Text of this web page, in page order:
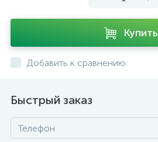
Купить
Добавить к сравнению
Быстрый заказ